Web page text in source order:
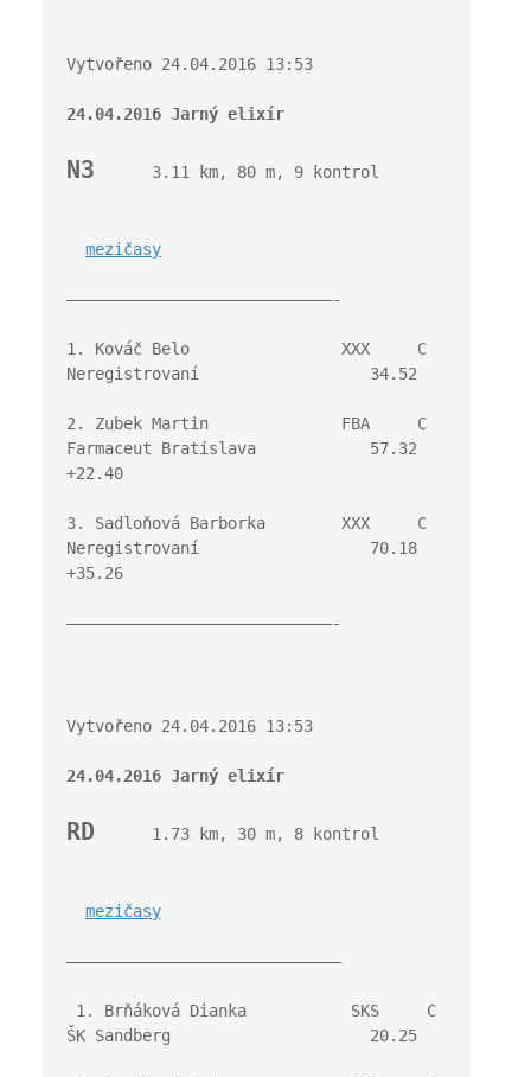
Vytvořeno 24.04.2016 13:53
24.04.2016 Jarný elixír
N3
      3.11 km, 80 m, 9 kontrol
mezičasy
————————————————————————————-
1. Kováč Belo                XXX     C
Neregistrovaní                  34.52
2. Zubek Martin              FBA     C
Farmaceut Bratislava            57.32
+22.40
3. Sadloňová Barborka        XXX     C
Neregistrovaní                  70.18
+35.26
————————————————————————————-
Vytvořeno 24.04.2016 13:53
24.04.2016 Jarný elixír
RD
      1.73 km, 30 m, 8 kontrol
mezičasy
————————————————————————————–
ŠK Sandberg                     20.25